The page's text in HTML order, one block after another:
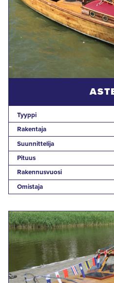
Tyyppi
Rakentaja
Suunnittelija
Pituus
Rakennusvuosi
Omistaja